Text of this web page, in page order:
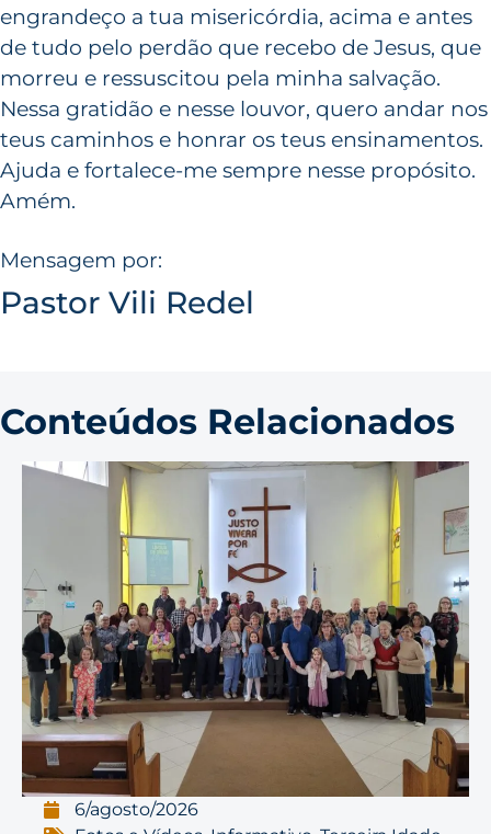
engrandeço a tua misericórdia, acima e antes
de tudo pelo perdão que recebo de Jesus, que
morreu e ressuscitou pela minha salvação.
Nessa gratidão e nesse louvor, quero andar nos
teus caminhos e honrar os teus ensinamentos.
Ajuda e fortalece-me sempre nesse propósito.
Amém.
Mensagem por:
Pastor Vili Redel
Conteúdos Relacionados
6/agosto/2026